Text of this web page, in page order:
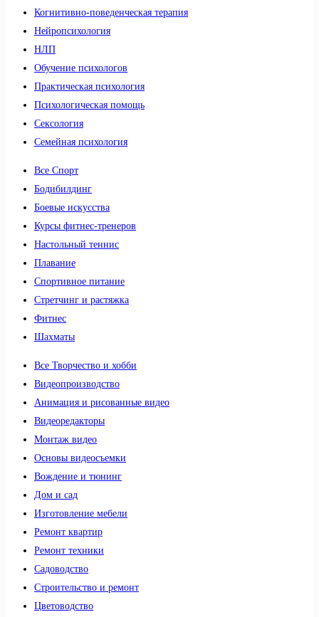
Когнитивно-поведенческая терапия
Нейропсихология
НЛП
Обучение психологов
Практическая психология
Психологическая помощь
Сексология
Семейная психология
Все Спорт
Бодибилдинг
Боевые искусства
Курсы фитнес-тренеров
Настольный теннис
Плавание
Спортивное питание
Стретчинг и растяжка
Фитнес
Шахматы
Все Творчество и хобби
Видеопроизводство
Анимация и рисованные видео
Видеоредакторы
Монтаж видео
Основы видеосъемки
Вождение и тюнинг
Дом и сад
Изготовление мебели
Ремонт квартир
Ремонт техники
Садоводство
Строительство и ремонт
Цветоводство